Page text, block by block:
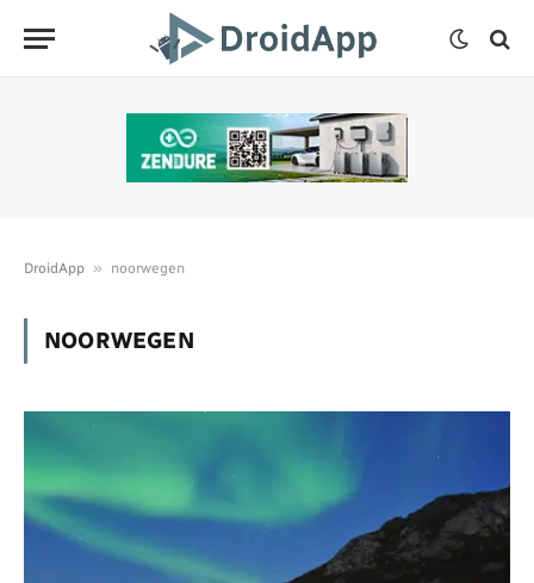
DroidApp » noorwegen
NOORWEGEN